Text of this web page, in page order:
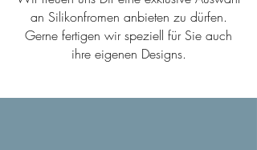
an Silikonfromen anbieten zu dürfen.
Gerne fertigen wir speziell für Sie auch
ihre eigenen Designs.